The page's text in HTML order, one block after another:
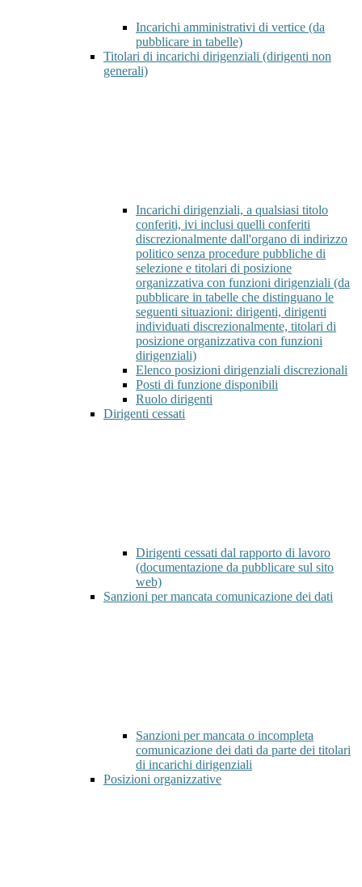
Incarichi amministrativi di vertice (da
pubblicare in tabelle)
Titolari di incarichi dirigenziali (dirigenti non
generali)
Incarichi dirigenziali, a qualsiasi titolo
conferiti, ivi inclusi quelli conferiti
discrezionalmente dall'organo di indirizzo
politico senza procedure pubbliche di
selezione e titolari di posizione
organizzativa con funzioni dirigenziali (da
pubblicare in tabelle che distinguano le
seguenti situazioni: dirigenti, dirigenti
individuati discrezionalmente, titolari di
posizione organizzativa con funzioni
dirigenziali)
Elenco posizioni dirigenziali discrezionali
Posti di funzione disponibili
Ruolo dirigenti
Dirigenti cessati
Dirigenti cessati dal rapporto di lavoro
(documentazione da pubblicare sul sito
web)
Sanzioni per mancata comunicazione dei dati
Sanzioni per mancata o incompleta
comunicazione dei dati da parte dei titolari
di incarichi dirigenziali
Posizioni organizzative